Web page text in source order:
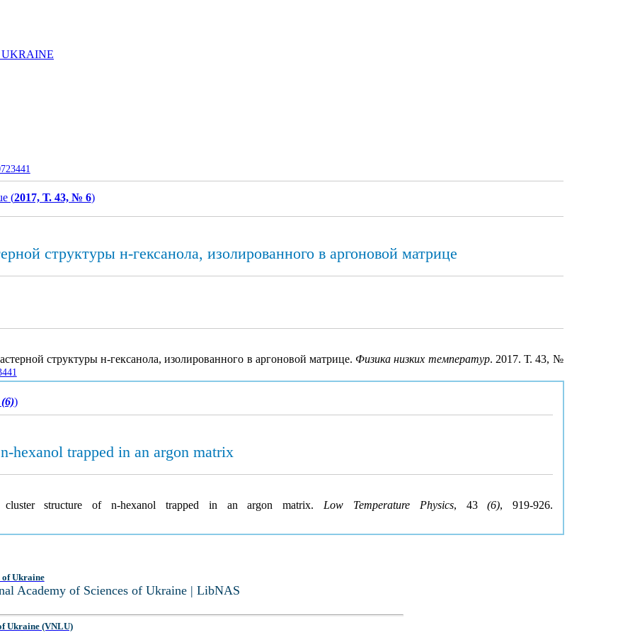
UKRAINE
(2017, Т. 43, № 6)
структуры н-гексанола, изолированного в аргоновой матрице
структуры н-гексанола, изолированного в аргоновой матрице. Физика низких температур. 2017. Т. 43, №
(6))
hexanol trapped in an argon matrix
structure of n-hexanol trapped in an argon matrix. Low Temperature Physics, 43(6), 919-926.
of Ukraine
Academy of Sciences of Ukraine | LibNAS
Ukraine (VNLU)